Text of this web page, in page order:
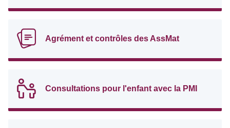
Agrément et contrôles des AssMat
Consultations pour l'enfant avec la PMI